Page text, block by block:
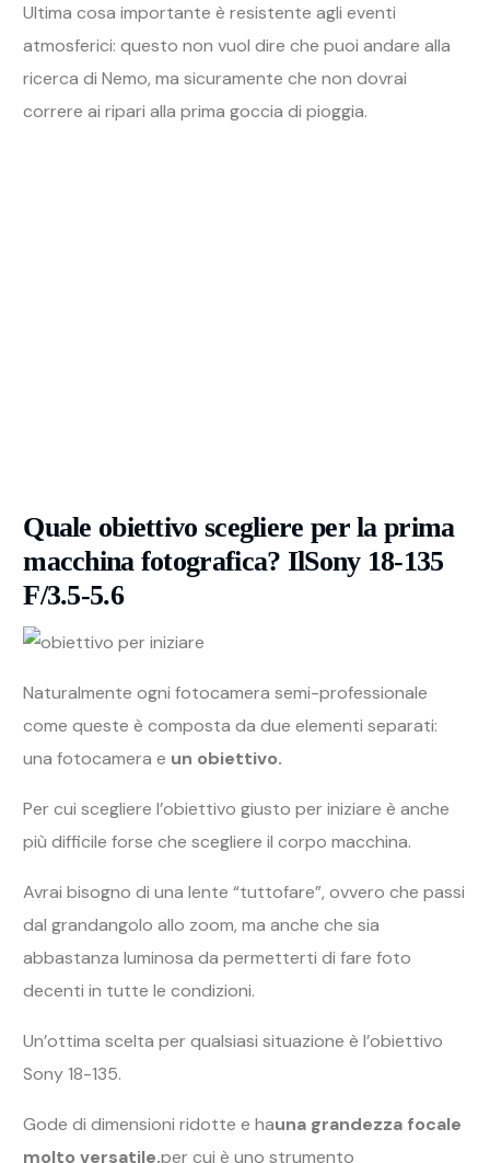
Ultima cosa importante è resistente agli eventi
atmosferici: questo non vuol dire che puoi andare alla
ricerca di Nemo, ma sicuramente che non dovrai
correre ai ripari alla prima goccia di pioggia.
Quale obiettivo scegliere per la prima
macchina fotografica? IlSony 18-135
F/3.5-5.6
Naturalmente ogni fotocamera semi-professionale
come queste è composta da due elementi separati:
una fotocamera e un obiettivo.
Per cui scegliere l’obiettivo giusto per iniziare è anche
più difficile forse che scegliere il corpo macchina.
Avrai bisogno di una lente “tuttofare”, ovvero che passi
dal grandangolo allo zoom, ma anche che sia
abbastanza luminosa da permetterti di fare foto
decenti in tutte le condizioni.
Un’ottima scelta per qualsiasi situazione è l’obiettivo
Sony 18-135.
Gode di dimensioni ridotte e hauna grandezza focale
molto versatile,per cui è uno strumento